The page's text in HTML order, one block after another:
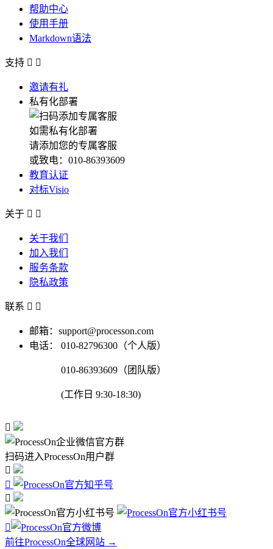
帮助中心
使用手册
Markdown语法
支持  
邀请有礼
私有化部署
如需私有化部署
请添加您的专属客服
或致电：010-86393609
教育认证
对标Visio
关于  
关于我们
加入我们
服务条款
隐私政策
联系  
邮箱：support@processon.com
电话：
010-82796300（个人版）
010-86393609（团队版）
(工作日 9:30-18:30)

扫码进入ProcessOn用户群




前往ProcessOn全球网站 →